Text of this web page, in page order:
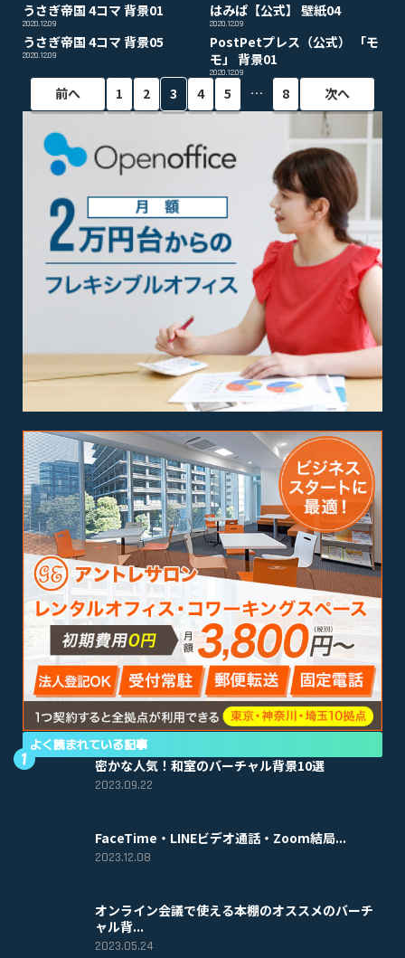
うさぎ帝国 4コマ 背景01
2020.12.09
はみぱ【公式】 壁紙04
2020.12.09
うさぎ帝国 4コマ 背景05
2020.12.09
PostPetプレス（公式） 「モ
モ」 背景01
2020.12.09
前へ 1 2 3 4 5 … 8 次へ
よく読まれている記事
密かな人気！和室のバーチャル背景10選
2023.09.22
FaceTime・LINEビデオ通話・Zoom結局...
2023.12.08
オンライン会議で使える本棚のオススメのバーチ
ャル背...
2023.05.24